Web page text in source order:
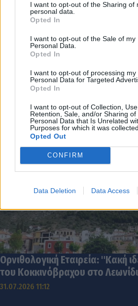
I want to opt-out of the Sharing of
personal data.
Opted In
I want to opt-out of the Sale of my
Personal Data.
Opted In
I want to opt-out of processing my
Personal Data for Targeted
Opted In
I want to opt-out of Collection, Use,
Retention, Sale, and/or Sharing of
Personal Data that Is Unrelated
Purposes for which it was collected.
Opted Out
CONFIRM
Data Deletion Data Access
Αυξημένη προσοχή ζητεί η
Πελοποννήσου
31.07.2026 12:18
Ορνιθολογική Εταιρεία: "Κακή
του Κοκκινόβραχου στο
31.07.2026 11:12